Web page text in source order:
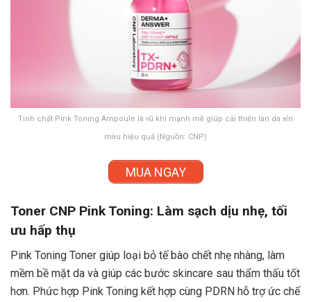
Tinh chất Pink Toning Ampoule là vũ khí mạnh mẽ giúp cải thiện làn da xỉn
màu hiệu quả (Nguồn: CNP)
MUA NGAY
Toner CNP Pink Toning: Làm sạch dịu nhẹ, tối
ưu hấp thụ
Pink Toning Toner giúp loại bỏ tế bào chết nhẹ nhàng, làm
mềm bề mặt da và giúp các bước skincare sau thẩm thấu tốt
hơn. Phức hợp Pink Toning kết hợp cùng PDRN hỗ trợ ức chế